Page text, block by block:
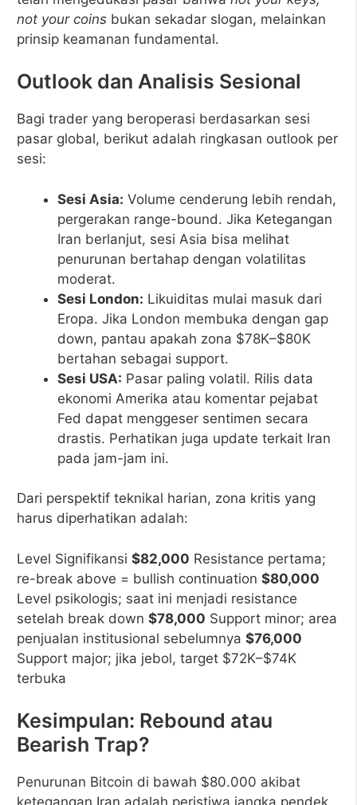
not your coins bukan sekadar slogan, melainkan
prinsip keamanan fundamental.
Outlook dan Analisis Sesional
Bagi trader yang beroperasi berdasarkan sesi
pasar global, berikut adalah ringkasan outlook per
sesi:
Sesi Asia: Volume cenderung lebih rendah,
pergerakan range-bound. Jika Ketegangan
Iran berlanjut, sesi Asia bisa melihat
penurunan bertahap dengan volatilitas
moderat.
Sesi London: Likuiditas mulai masuk dari
Eropa. Jika London membuka dengan gap
down, pantau apakah zona $78K–$80K
bertahan sebagai support.
Sesi USA: Pasar paling volatil. Rilis data
ekonomi Amerika atau komentar pejabat
Fed dapat menggeser sentimen secara
drastis. Perhatikan juga update terkait Iran
pada jam-jam ini.
Dari perspektif teknikal harian, zona kritis yang
harus diperhatikan adalah:
Level Signifikansi $82,000 Resistance pertama;
re-break above = bullish continuation $80,000
Level psikologis; saat ini menjadi resistance
setelah break down $78,000 Support minor; area
penjualan institusional sebelumnya $76,000
Support major; jika jebol, target $72K–$74K
terbuka
Kesimpulan: Rebound atau
Bearish Trap?
Penurunan Bitcoin di bawah $80.000 akibat
ketegangan Iran adalah peristiwa jangka pendek